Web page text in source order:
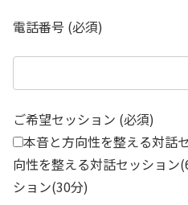
電話番号 (必須)
ご希望セッション (必須)
本音と方向性を整える対話
向性を整える対話セッション
ション(30分)